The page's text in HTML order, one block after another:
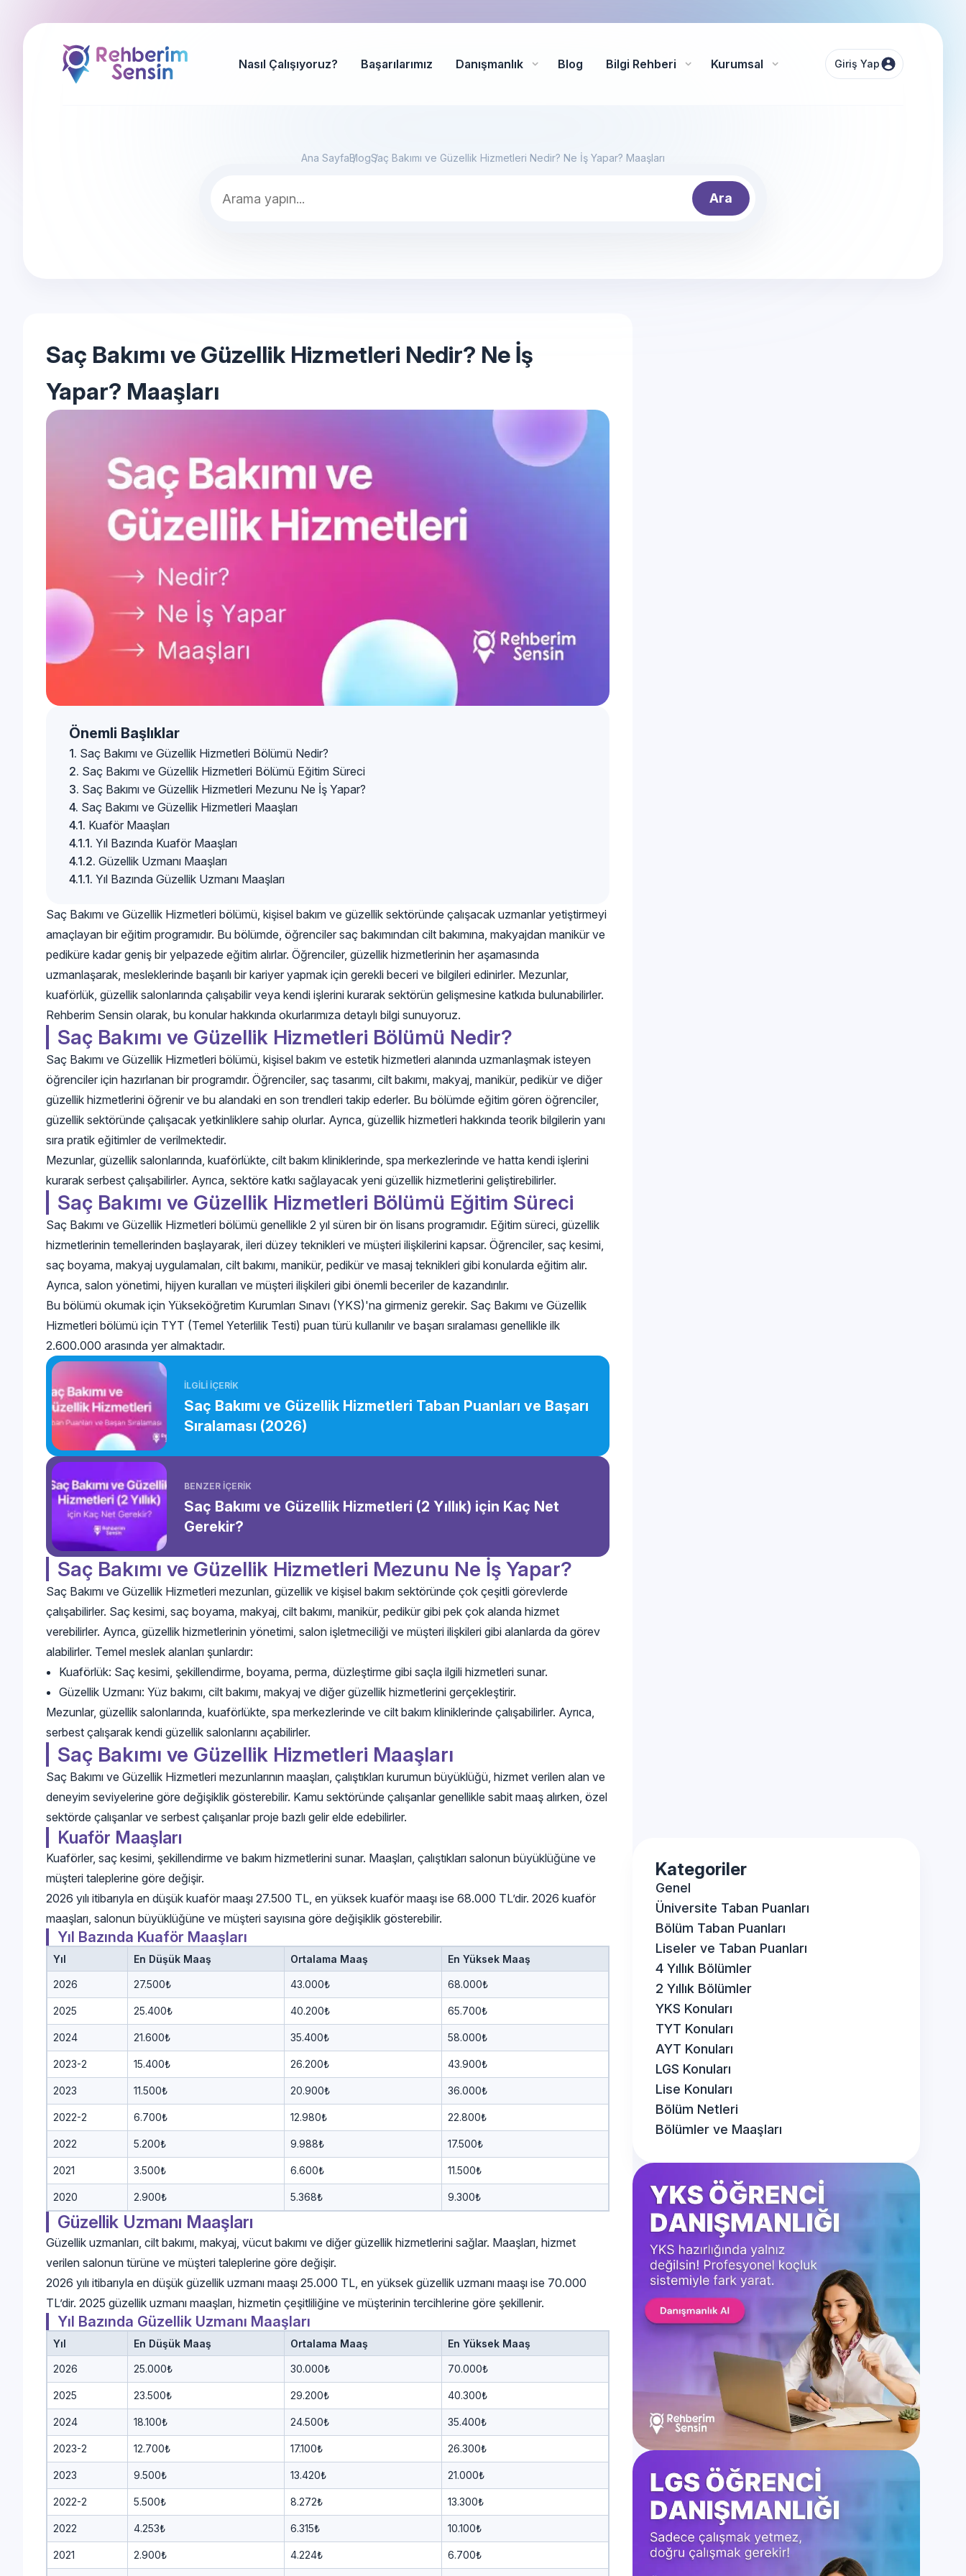
Nasıl Çalışıyoruz? Başarılarımız Danışmanlık Blog Bilgi Rehberi Kurumsal Giriş Yap
Ana SayfaBlogSaç Bakımı ve Güzellik Hizmetleri Nedir? Ne İş Yapar? Maaşları
Ara
Saç Bakımı ve Güzellik Hizmetleri Nedir? Ne İş
Yapar? Maaşları
Önemli Başlıklar
Saç Bakımı ve Güzellik Hizmetleri Bölümü Nedir?
Saç Bakımı ve Güzellik Hizmetleri Bölümü Eğitim Süreci
Saç Bakımı ve Güzellik Hizmetleri Mezunu Ne İş Yapar?
Saç Bakımı ve Güzellik Hizmetleri Maaşları
Kuaför Maaşları
Yıl Bazında Kuaför Maaşları
Güzellik Uzmanı Maaşları
Yıl Bazında Güzellik Uzmanı Maaşları
Saç Bakımı ve Güzellik Hizmetleri bölümü, kişisel bakım ve güzellik sektöründe çalışacak uzmanlar yetiştirmeyi
amaçlayan bir eğitim programıdır. Bu bölümde, öğrenciler saç bakımından cilt bakımına, makyajdan manikür ve
pediküre kadar geniş bir yelpazede eğitim alırlar. Öğrenciler, güzellik hizmetlerinin her aşamasında
uzmanlaşarak, mesleklerinde başarılı bir kariyer yapmak için gerekli beceri ve bilgileri edinirler. Mezunlar,
kuaförlük, güzellik salonlarında çalışabilir veya kendi işlerini kurarak sektörün gelişmesine katkıda bulunabilirler.
Rehberim Sensin olarak, bu konular hakkında okurlarımıza detaylı bilgi sunuyoruz.
Saç Bakımı ve Güzellik Hizmetleri Bölümü Nedir?
Saç Bakımı ve Güzellik Hizmetleri bölümü, kişisel bakım ve estetik hizmetleri alanında uzmanlaşmak isteyen
öğrenciler için hazırlanan bir programdır. Öğrenciler, saç tasarımı, cilt bakımı, makyaj, manikür, pedikür ve diğer
güzellik hizmetlerini öğrenir ve bu alandaki en son trendleri takip ederler. Bu bölümde eğitim gören öğrenciler,
güzellik sektöründe çalışacak yetkinliklere sahip olurlar. Ayrıca, güzellik hizmetleri hakkında teorik bilgilerin yanı
sıra pratik eğitimler de verilmektedir.
Mezunlar, güzellik salonlarında, kuaförlükte, cilt bakım kliniklerinde, spa merkezlerinde ve hatta kendi işlerini
kurarak serbest çalışabilirler. Ayrıca, sektöre katkı sağlayacak yeni güzellik hizmetlerini geliştirebilirler.
Saç Bakımı ve Güzellik Hizmetleri Bölümü Eğitim Süreci
Saç Bakımı ve Güzellik Hizmetleri bölümü genellikle 2 yıl süren bir ön lisans programıdır. Eğitim süreci, güzellik
hizmetlerinin temellerinden başlayarak, ileri düzey teknikleri ve müşteri ilişkilerini kapsar. Öğrenciler, saç kesimi,
saç boyama, makyaj uygulamaları, cilt bakımı, manikür, pedikür ve masaj teknikleri gibi konularda eğitim alır.
Ayrıca, salon yönetimi, hijyen kuralları ve müşteri ilişkileri gibi önemli beceriler de kazandırılır.
Bu bölümü okumak için Yükseköğretim Kurumları Sınavı (YKS)'na girmeniz gerekir. Saç Bakımı ve Güzellik
Hizmetleri bölümü için TYT (Temel Yeterlilik Testi) puan türü kullanılır ve başarı sıralaması genellikle ilk
2.600.000 arasında yer almaktadır.
İLGİLİ İÇERİK
Saç Bakımı ve Güzellik Hizmetleri Taban Puanları ve Başarı
Sıralaması (2026)
BENZER İÇERİK
Saç Bakımı ve Güzellik Hizmetleri (2 Yıllık) için Kaç Net
Gerekir?
Saç Bakımı ve Güzellik Hizmetleri Mezunu Ne İş Yapar?
Saç Bakımı ve Güzellik Hizmetleri mezunları, güzellik ve kişisel bakım sektöründe çok çeşitli görevlerde
çalışabilirler. Saç kesimi, saç boyama, makyaj, cilt bakımı, manikür, pedikür gibi pek çok alanda hizmet
verebilirler. Ayrıca, güzellik hizmetlerinin yönetimi, salon işletmeciliği ve müşteri ilişkileri gibi alanlarda da görev
alabilirler. Temel meslek alanları şunlardır:
Kuaförlük: Saç kesimi, şekillendirme, boyama, perma, düzleştirme gibi saçla ilgili hizmetleri sunar.
Güzellik Uzmanı: Yüz bakımı, cilt bakımı, makyaj ve diğer güzellik hizmetlerini gerçekleştirir.
Mezunlar, güzellik salonlarında, kuaförlükte, spa merkezlerinde ve cilt bakım kliniklerinde çalışabilirler. Ayrıca,
serbest çalışarak kendi güzellik salonlarını açabilirler.
Saç Bakımı ve Güzellik Hizmetleri Maaşları
Saç Bakımı ve Güzellik Hizmetleri mezunlarının maaşları, çalıştıkları kurumun büyüklüğü, hizmet verilen alan ve
deneyim seviyelerine göre değişiklik gösterebilir. Kamu sektöründe çalışanlar genellikle sabit maaş alırken, özel
sektörde çalışanlar ve serbest çalışanlar proje bazlı gelir elde edebilirler.
Kuaför Maaşları
Kuaförler, saç kesimi, şekillendirme ve bakım hizmetlerini sunar. Maaşları, çalıştıkları salonun büyüklüğüne ve
müşteri taleplerine göre değişir.
2026 yılı itibarıyla en düşük kuaför maaşı 27.500 TL, en yüksek kuaför maaşı ise 68.000 TL’dir. 2026 kuaför
maaşları, salonun büyüklüğüne ve müşteri sayısına göre değişiklik gösterebilir.
Yıl Bazında Kuaför Maaşları
Yıl En Düşük Maaş Ortalama Maaş En Yüksek Maaş
2026 27.500₺ 43.000₺ 68.000₺
2025 25.400₺ 40.200₺ 65.700₺
2024 21.600₺ 35.400₺ 58.000₺
2023-2 15.400₺ 26.200₺ 43.900₺
2023 11.500₺ 20.900₺ 36.000₺
2022-2 6.700₺ 12.980₺ 22.800₺
2022 5.200₺ 9.988₺ 17.500₺
2021 3.500₺ 6.600₺ 11.500₺
2020 2.900₺ 5.368₺ 9.300₺
Güzellik Uzmanı Maaşları
Güzellik uzmanları, cilt bakımı, makyaj, vücut bakımı ve diğer güzellik hizmetlerini sağlar. Maaşları, hizmet
verilen salonun türüne ve müşteri taleplerine göre değişir.
2026 yılı itibarıyla en düşük güzellik uzmanı maaşı 25.000 TL, en yüksek güzellik uzmanı maaşı ise 70.000
TL’dir. 2025 güzellik uzmanı maaşları, hizmetin çeşitliliğine ve müşterinin tercihlerine göre şekillenir.
Yıl Bazında Güzellik Uzmanı Maaşları
Yıl En Düşük Maaş Ortalama Maaş En Yüksek Maaş
2026 25.000₺ 30.000₺ 70.000₺
2025 23.500₺ 29.200₺ 40.300₺
2024 18.100₺ 24.500₺ 35.400₺
2023-2 12.700₺ 17.100₺ 26.300₺
2023 9.500₺ 13.420₺ 21.000₺
2022-2 5.500₺ 8.272₺ 13.300₺
2022 4.253₺ 6.315₺ 10.100₺
2021 2.900₺ 4.224₺ 6.700₺
Kategoriler
Genel
Üniversite Taban Puanları
Bölüm Taban Puanları
Liseler ve Taban Puanları
4 Yıllık Bölümler
2 Yıllık Bölümler
YKS Konuları
TYT Konuları
AYT Konuları
LGS Konuları
Lise Konuları
Bölüm Netleri
Bölümler ve Maaşları